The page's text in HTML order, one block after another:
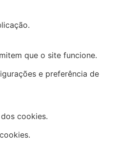
que o site funcione.
e preferência de
cookies.